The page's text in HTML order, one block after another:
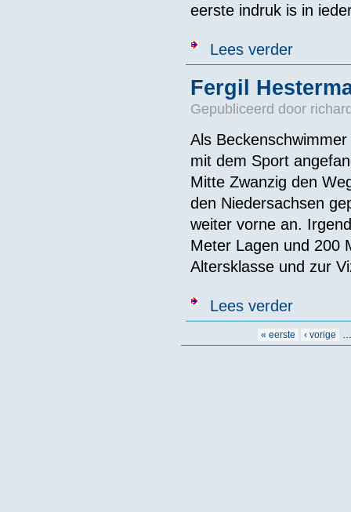
eerste indruk is in
Lees verderover Lars
Fergil
Gepubliceerd door
Als
mit dem Sport
Mitte Zwanzig den
den Niedersachsen
weiter vorne an.
Meter Lagen und 200
Altersklasse und zur
Lees verderover Fergil
« eerste ‹ vorige …